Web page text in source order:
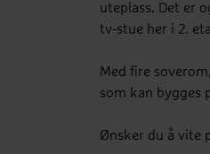
uteplass. Det er
tv-stue her i 2.
Med fire
som kan bygges
Ønsker du å vite